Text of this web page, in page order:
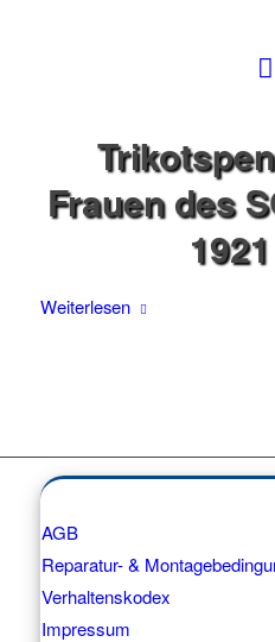
Frauen des
Weiterlesen
AGB
Reparatur- &
Verhaltenskodex
Impressum